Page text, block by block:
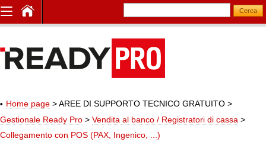
Home page > AREE DI SUPPORTO TECNICO GRATUITO >
Gestionale Ready Pro > Vendita al banco / Registratori di cassa >
Collegamento con POS (PAX, Ingenico, ...)